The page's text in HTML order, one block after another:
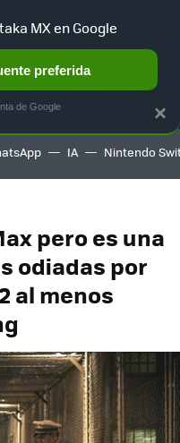
AUTO TERRITORIO
IA Nintendo
pero es una
odiadas por
al menos
×
MX en Google
preferida
de Google